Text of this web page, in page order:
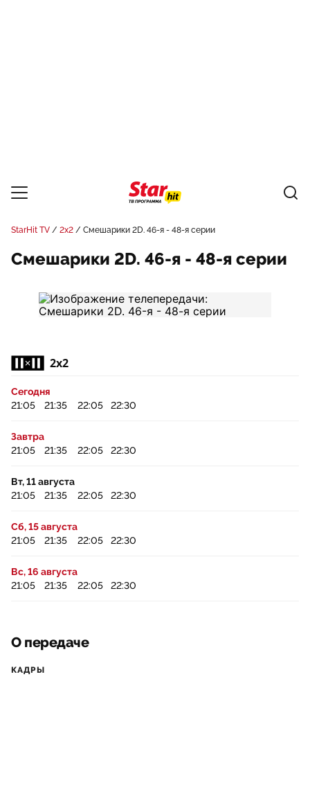
StarHit TV 2x2 Смешарики 2D. 46-я - 48-я серии
Смешарики 2D. 46-я - 48-я серии
2x2
Сегодня
21:05
21:35 22:05 22:30
Завтра
21:05
21:35 22:05 22:30
Вт, 11 августа
21:05
21:35 22:05 22:30
Сб, 15 августа
21:05
21:35 22:05 22:30
Вс, 16 августа
21:05
21:35 22:05 22:30
О передаче
КАДРЫ